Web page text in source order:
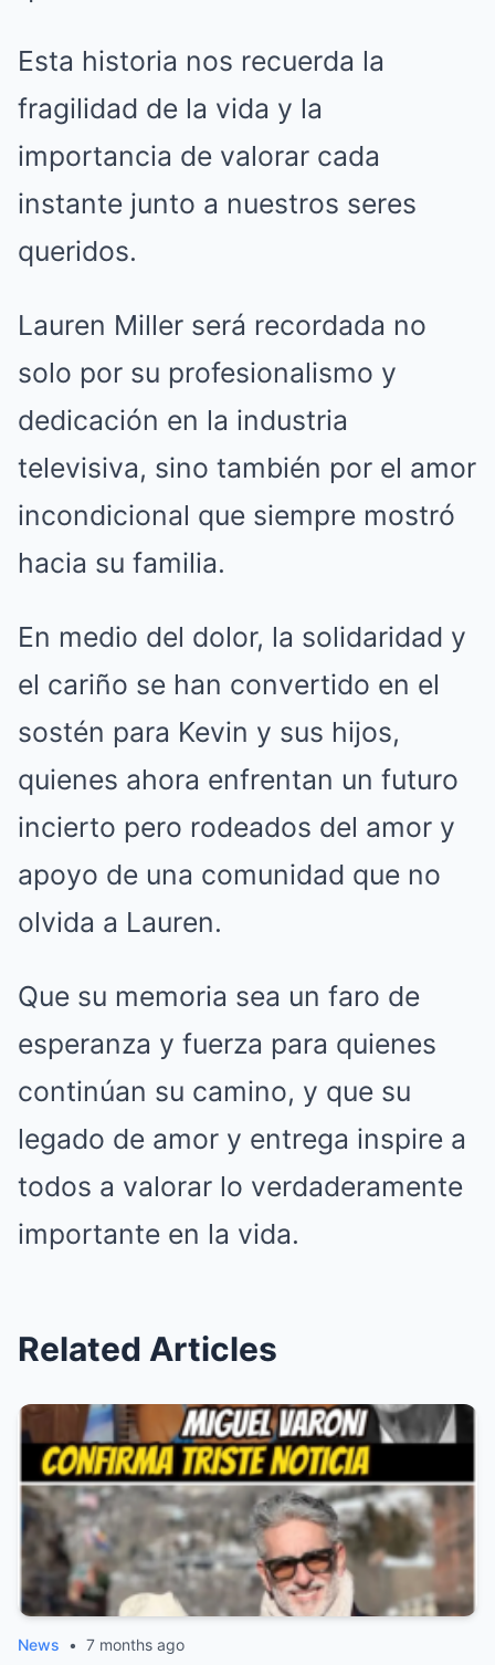
Esta historia nos recuerda la
fragilidad de la vida y la
importancia de valorar cada
instante junto a nuestros seres
queridos.
Lauren Miller será recordada no
solo por su profesionalismo y
dedicación en la industria
televisiva, sino también por el amor
incondicional que siempre mostró
hacia su familia.
En medio del dolor, la solidaridad y
el cariño se han convertido en el
sostén para Kevin y sus hijos,
quienes ahora enfrentan un futuro
incierto pero rodeados del amor y
apoyo de una comunidad que no
olvida a Lauren.
Que su memoria sea un faro de
esperanza y fuerza para quienes
continúan su camino, y que su
legado de amor y entrega inspire a
todos a valorar lo verdaderamente
importante en la vida.
Related Articles
News • 7 months ago